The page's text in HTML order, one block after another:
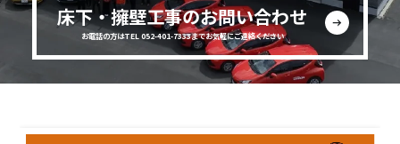
床下・擁壁工事のお問い合わせ
お電話の方はTEL 052-401-7333までお気軽にご連絡ください